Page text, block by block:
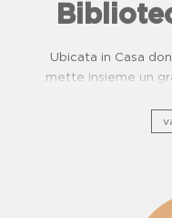
Ubicata in Casa
mette insieme un